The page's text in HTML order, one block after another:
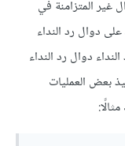
غير المتزامنة في
دوال رد النداء
دوال رد النداء
بعض العمليات